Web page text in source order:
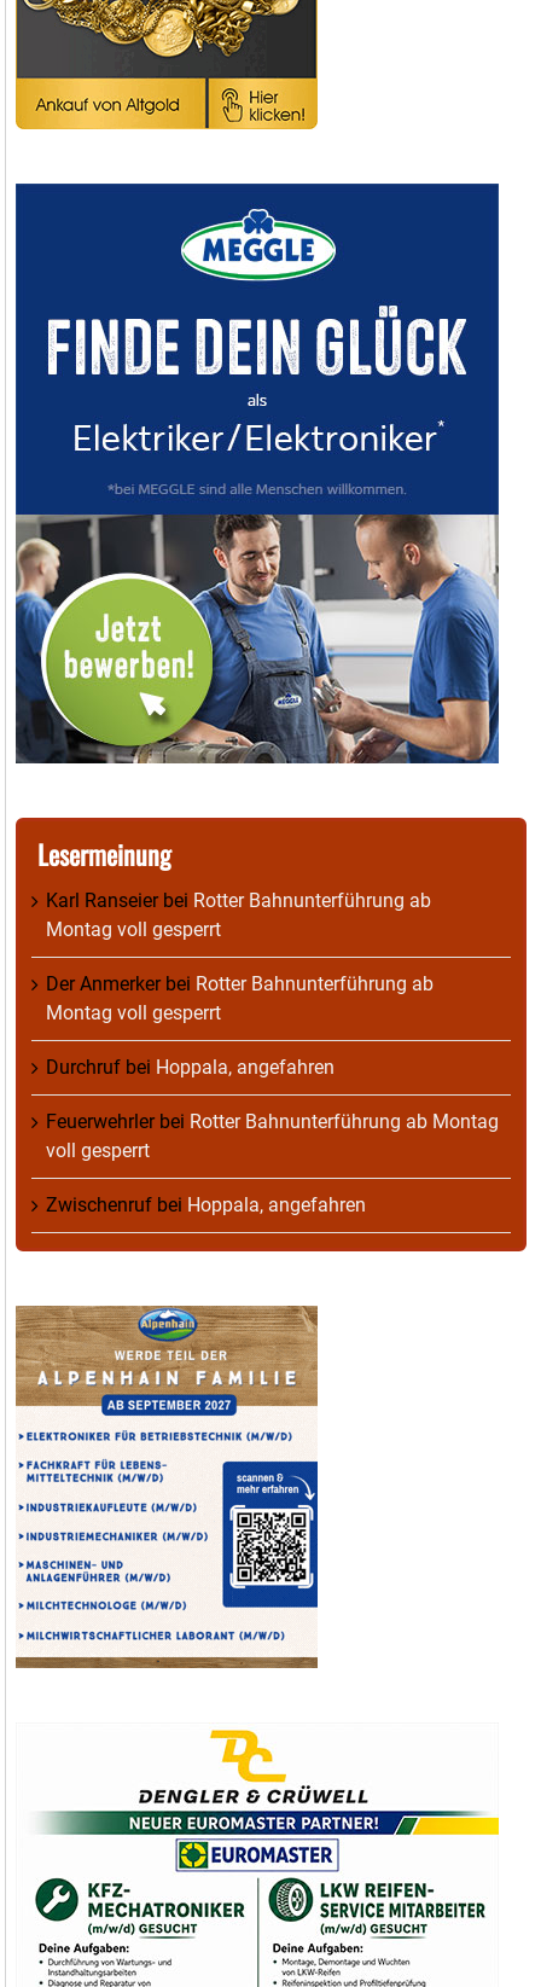
Lesermeinung
Karl Ranseierbei Rotter Bahnunterführung ab
Montag voll gesperrt
Der Anmerkerbei Rotter Bahnunterführung ab
Montag voll gesperrt
Durchruf bei Hoppala, angefahren
Feuerwehrlerbei Rotter Bahnunterführung ab Montag
voll gesperrt
Zwischenruf bei Hoppala, angefahren